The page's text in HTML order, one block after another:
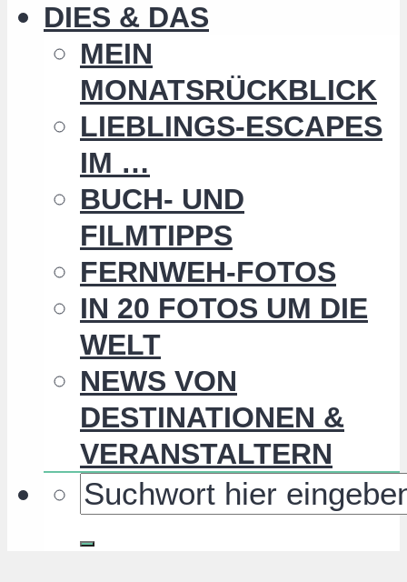
DIES & DAS
MEIN
MONATSRÜCKBLICK
LIEBLINGS-ESCAPES
IM …
BUCH- UND
FILMTIPPS
FERNWEH-FOTOS
IN 20 FOTOS UM DIE
WELT
NEWS VON
DESTINATIONEN &
VERANSTALTERN